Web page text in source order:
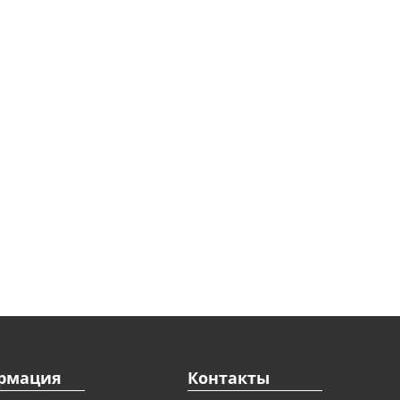
Контакты